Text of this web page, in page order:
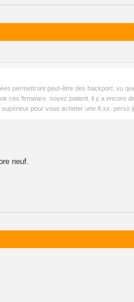
permettront peut-être des backport, vu
ces firmware. soyez patient. il y a encore
pour vous acheter une 8.xx. perso
neuf.